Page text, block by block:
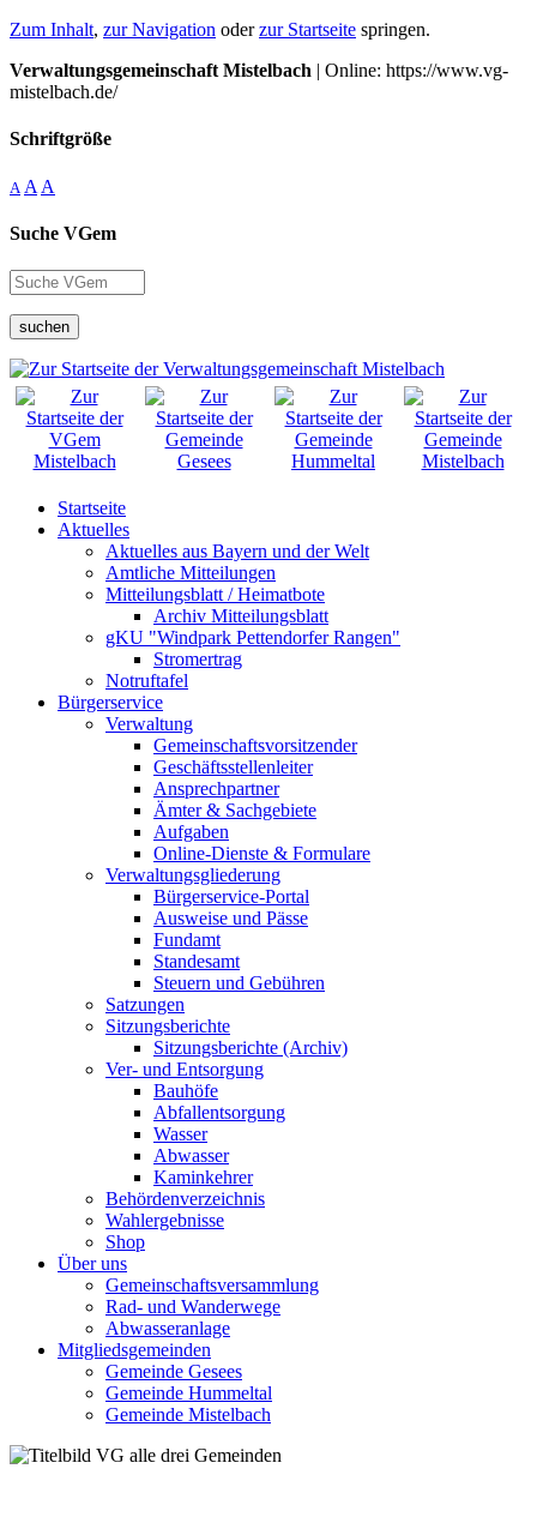
Zum Inhalt, zur Navigation oderzur Startseite springen.
Verwaltungsgemeinschaft Mistelbach | Online: https://www.vg-
mistelbach.de/
Schriftgröße
A A A
Suche VGem
suchen
Startseite
Aktuelles
Aktuelles aus Bayern und der Welt
Amtliche Mitteilungen
Mitteilungsblatt / Heimatbote
Archiv Mitteilungsblatt
gKU "Windpark Pettendorfer Rangen"
Stromertrag
Notruftafel
Bürgerservice
Verwaltung
Gemeinschaftsvorsitzender
Geschäftsstellenleiter
Ansprechpartner
Ämter & Sachgebiete
Aufgaben
Online-Dienste & Formulare
Verwaltungsgliederung
Bürgerservice-Portal
Ausweise und Pässe
Fundamt
Standesamt
Steuern und Gebühren
Satzungen
Sitzungsberichte
Sitzungsberichte (Archiv)
Ver- und Entsorgung
Bauhöfe
Abfallentsorgung
Wasser
Abwasser
Kaminkehrer
Behördenverzeichnis
Wahlergebnisse
Shop
Über uns
Gemeinschaftsversammlung
Rad- und Wanderwege
Abwasseranlage
Mitgliedsgemeinden
Gemeinde Gesees
Gemeinde Hummeltal
Gemeinde Mistelbach